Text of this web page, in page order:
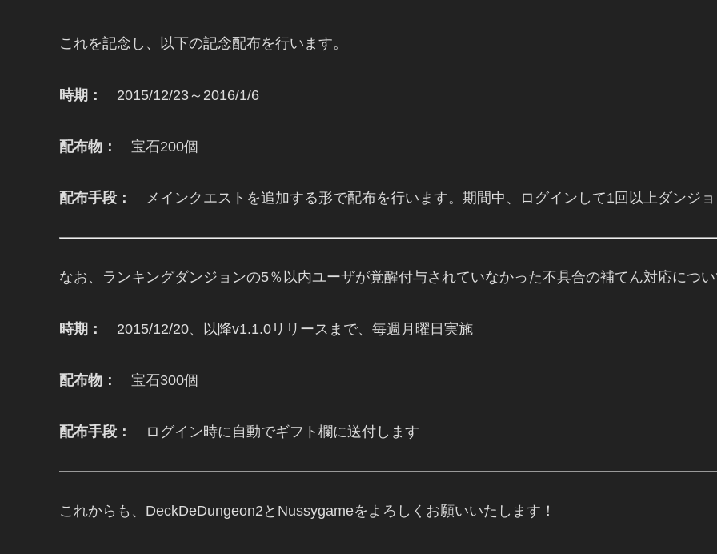
これを記念し、以下の記念配布を行います。
時期： 2015/12/23～2016/1/6
配布物： 宝石200個
配布手段： メインクエストを追加する形で配布を行います。期間中、ログインして1回以上ダンジ
なお、ランキングダンジョンの5％以内ユーザが覚醒付与されていなかった不具合の補てん対応につ
時期： 2015/12/20、以降v1.1.0リリースまで、毎週月曜日実施
配布物： 宝石300個
配布手段： ログイン時に自動でギフト欄に送付します
これからも、DeckDeDungeon2とNussygameをよろしくお願いいたします！